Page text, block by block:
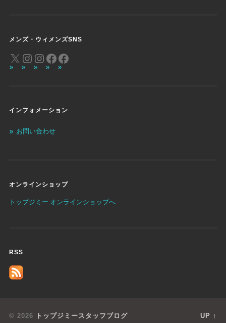
メンズ・ウィメンズSNS
インフォメーション
お問い合わせ
オンラインショップ
トップジミー オンラインショップへ
RSS
© 2026 トップジミースタッフブログ UP ↑